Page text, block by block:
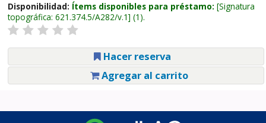
Disponibilidad: Ítems disponibles para préstamo: Signatura
topográfica: 621.374.5/A282/v.1 (1).
Hacer reserva
Agregar al carrito